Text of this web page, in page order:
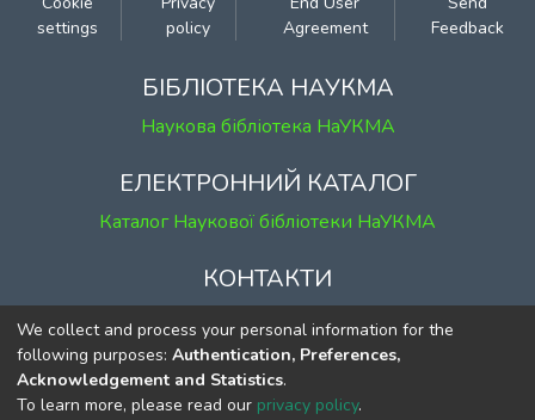
settings
policy
Agreement
Feedback
БІБЛІОТЕКА НАУКМА
Наукова бібліотека НаУКМА
ЕЛЕКТРОННИЙ КАТАЛОГ
Каталог Наукової бібліотеки НаУКМА
КОНТАКТИ
м. Київ, вул. Григорія Сковороди, 2
к. 1, к. 120
тел. (044) 463-69-31
We collect and process your personal information for the
following purposes: Authentication, Preferences,
Acknowledgement and Statistics.
To learn more, please read our privacy policy.